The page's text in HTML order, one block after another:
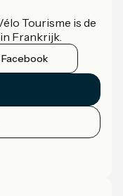
Tourisme is de
Frankrijk.
Facebook